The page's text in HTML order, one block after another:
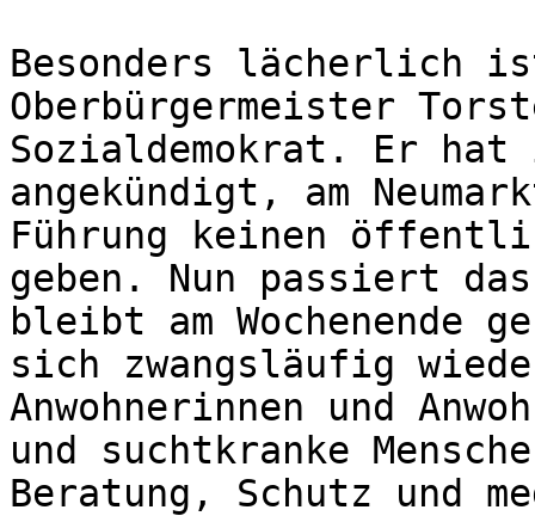
Besonders lächerlich
Oberbürgermeister
Sozialdemokrat. Er hat
angekündigt, am
Führung keinen
geben. Nun passiert
bleibt am Wochenende
sich zwangsläufig
Anwohnerinnen und
und suchtkranke
Beratung, Schutz und